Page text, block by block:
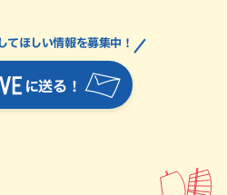
に送る！
てほしい情報を募集中！